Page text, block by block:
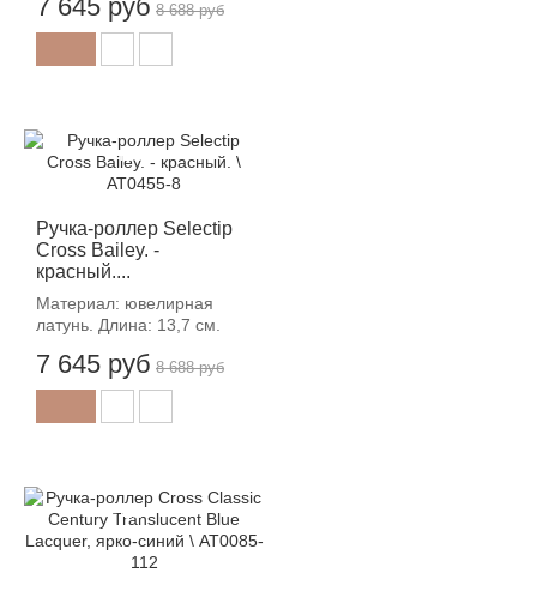
7 645 руб 8 688 руб
Ручка-роллер Selectip
Cross Bailey. -
красный....
Материал: ювелирная
латунь. Длина: 13,7 см.
7 645 руб
-12%
8 688 руб
-12%